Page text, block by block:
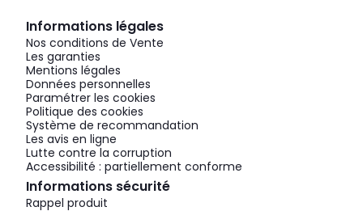
Informations légales
Nos conditions de Vente
Les garanties
Mentions légales
Données personnelles
Paramétrer les cookies
Politique des cookies
Système de recommandation
Les avis en ligne
Lutte contre la corruption
Accessibilité : partiellement conforme
Informations sécurité
Rappel produit